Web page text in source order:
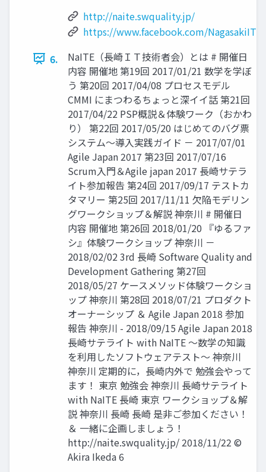
http://naite.swquality.jp/
https://www.facebook.com/
6.
NaITE（長崎ＩＴ技術者会）とは # 開催日
内容 開催地 第19回 2017/01/21 数学を学ぼ
う 第20回 2017/04/08 プロセスモデル
CMMI にまつわるちょっと深イイ話 第21回
2017/04/22 PSP概説＆体験ワーク（おかわ
り） 第22回 2017/05/20 はじめてのバグ票
システム～導入実践ガイド － 2017/07/01
Agile Japan 2017 第23回 2017/07/16
Scrum入門＆Agile japan 2017 長崎サテラ
イト参加報告 第24回 2017/09/17 テストカ
タマリー 第25回 2017/11/11 欠陥モデリン
グワークショップ＆解説 神奈川 # 開催日
内容 開催地 第26回 2018/01/20 『ゆるファ
シ』体験ワークショップ 神奈川 －
2018/02/02 3rd 長崎 Software Quality and
Development Gathering 第27回
2018/05/27 ケースメソッド体験ワークショ
ップ 神奈川 第28回 2018/07/21 プロダクト
オーナーシップ ＆ Agile Japan 2018 参加
報告 神奈川 - 2018/09/15 Agile Japan 2018
長崎サテライト with NaITE ～数学の知識
を利用したソフトウェアテスト～ 神奈川
神奈川 定期的に，長崎内外で 勉強会やって
ます！ 東京 勉強会 神奈川 長崎サテライト
with NaITE 長崎 東京 ワークショップ＆解
説 神奈川 長崎 長崎 是非ご参加ください！
＆ 一緒に企画しましょう！
http://naite.swquality.jp/ 2018/11/22 ©
Akira Ikeda 6